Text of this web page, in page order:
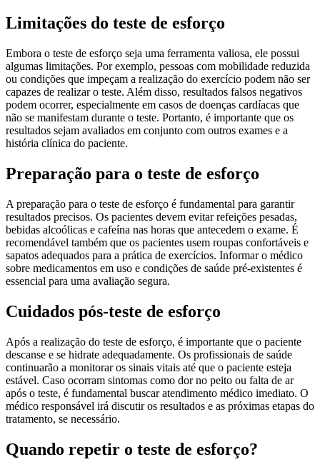
Limitações do teste de esforço
Embora o teste de esforço seja uma ferramenta valiosa, ele possui
algumas limitações. Por exemplo, pessoas com mobilidade reduzida
ou condições que impeçam a realização do exercício podem não ser
capazes de realizar o teste. Além disso, resultados falsos negativos
podem ocorrer, especialmente em casos de doenças cardíacas que
não se manifestam durante o teste. Portanto, é importante que os
resultados sejam avaliados em conjunto com outros exames e a
história clínica do paciente.
Preparação para o teste de esforço
A preparação para o teste de esforço é fundamental para garantir
resultados precisos. Os pacientes devem evitar refeições pesadas,
bebidas alcoólicas e cafeína nas horas que antecedem o exame. É
recomendável também que os pacientes usem roupas confortáveis e
sapatos adequados para a prática de exercícios. Informar o médico
sobre medicamentos em uso e condições de saúde pré-existentes é
essencial para uma avaliação segura.
Cuidados pós-teste de esforço
Após a realização do teste de esforço, é importante que o paciente
descanse e se hidrate adequadamente. Os profissionais de saúde
continuarão a monitorar os sinais vitais até que o paciente esteja
estável. Caso ocorram sintomas como dor no peito ou falta de ar
após o teste, é fundamental buscar atendimento médico imediato. O
médico responsável irá discutir os resultados e as próximas etapas do
tratamento, se necessário.
Quando repetir o teste de esforço?